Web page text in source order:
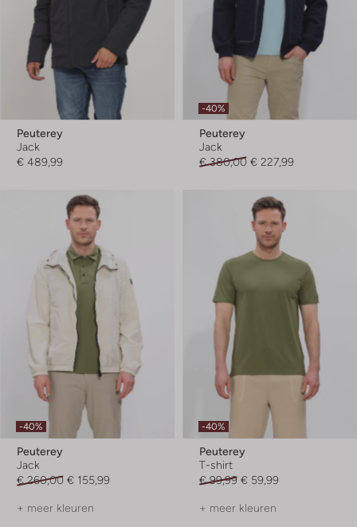
Peuterey
Jack
€ 489,99
-40%
Peuterey
Jack
€ 380,00 € 227,99
-40%
Peuterey
Jack
€ 260,00 € 155,99
+ meer kleuren
-40%
Peuterey
T-shirt
€ 99,99 € 59,99
+ meer kleuren